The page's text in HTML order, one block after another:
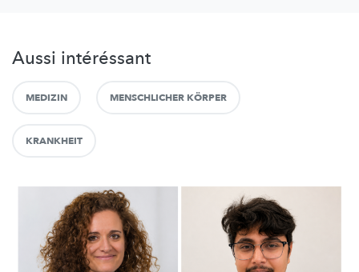
Aussi intéréssant
MEDIZIN MENSCHLICHER KÖRPER
KRANKHEIT